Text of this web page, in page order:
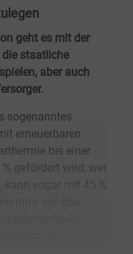
geht es mit der
staatliche
aber auch
sogenanntes
erneuerbaren
bei einer
gefördert wird; wer